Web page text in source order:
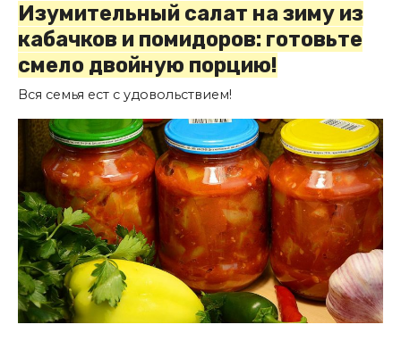
Изумительный салат на зиму из
кабачков и помидоров: готовьте
смело двойную порцию!
Вся семья ест с удовольствием!